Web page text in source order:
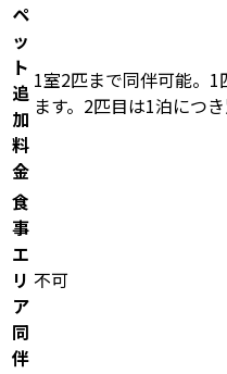
ペ
ッ
ト
追
加
料
金
1室2匹まで同伴可能。
ます。2匹目は1泊につ
食
事
エ
リ
ア
同
伴
不可